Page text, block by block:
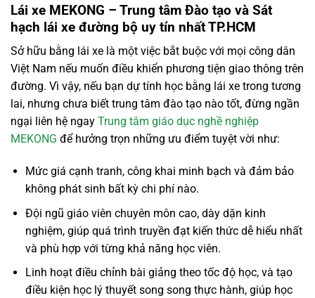
Lái xe MEKONG – Trung tâm Đào tạo và Sát
hạch lái xe đường bộ uy tín nhất TP.HCM
Sở hữu bằng lái xe là một việc bắt buộc với mọi công dân
Việt Nam nếu muốn điều khiển phương tiện giao thông trên
đường. Vì vậy, nếu bạn dự tính học bằng lái xe trong tương
lai, nhưng chưa biết trung tâm đào tạo nào tốt, đừng ngần
ngại liên hệ ngay Trung tâm giáo dục nghề nghiệp
MEKONG để hưởng trọn những ưu điểm tuyệt vời như:
Mức giá cạnh tranh, công khai minh bạch và đảm bảo
không phát sinh bất kỳ chi phí nào.
Đội ngũ giáo viên chuyên môn cao, dày dặn kinh
nghiệm, giúp quá trình truyền đạt kiến thức dễ hiểu nhất
và phù hợp với từng khả năng học viên.
Linh hoạt điều chỉnh bài giảng theo tốc độ học, và tạo
điều kiện học lý thuyết song song thực hành, giúp học